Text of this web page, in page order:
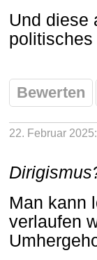
Und diese
Bewerten
22. Februar
Man kann
verlaufen